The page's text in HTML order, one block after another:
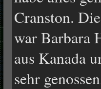
Cranston.
war Barbara
aus Kanada
sehr